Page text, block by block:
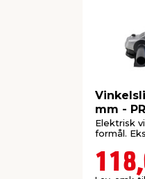
mm -
Elektrisk
formål.